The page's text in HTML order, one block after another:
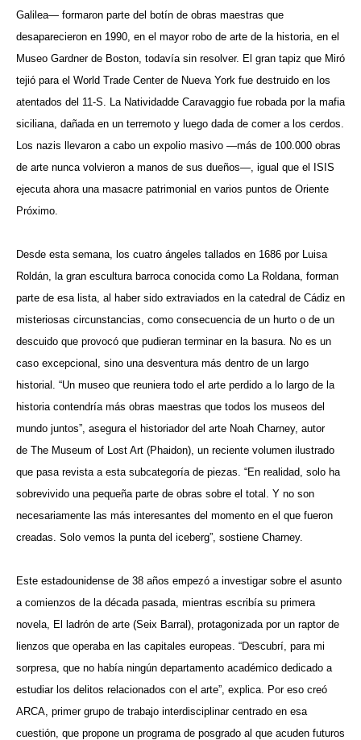
Galilea— formaron parte del botín de obras maestras que
desaparecieron en 1990, en el mayor robo de arte de la historia, en el
Museo Gardner de Boston, todavía sin resolver. El gran tapiz que Miró
tejió para el World Trade Center de Nueva York fue destruido en los
atentados del 11-S.
La Natividadde Caravaggio fue robada por la mafia
siciliana , dañada en un terremoto y luego dada de comer a los cerdos.
Los nazis llevaron a cabo un expolio masivo —más de 100.000 obras
de arte nunca volvieron a manos de sus dueños—, igual que el ISIS
ejecuta ahora una masacre patrimonial en varios puntos de Oriente
Próximo.
Desde esta semana, los cuatro ángeles tallados en 1686 por Luisa
Roldán, la gran escultura barroca conocida como La Roldana, forman
parte de esa lista, al haber sido extraviados en la catedral de Cádiz en
misteriosas circunstancias, como consecuencia de un hurto o de un
descuido que provocó que pudieran terminar en la basura. No es un
caso excepcional, sino una desventura más dentro de un largo
historial. “Un museo que reuniera todo el arte perdido a lo largo de la
historia contendría más obras maestras que todos los museos del
mundo juntos”, asegura el historiador del arte Noah Charney, autor
de The Museum of Lost Art (Phaidon), un reciente volumen ilustrado
que pasa revista a esta subcategoría de piezas. “En realidad, solo ha
sobrevivido una pequeña parte de obras sobre el total. Y no son
necesariamente las más interesantes del momento en el que fueron
creadas. Solo vemos la punta del iceberg”, sostiene Charney.
Este estadounidense de 38 años empezó a investigar sobre el asunto
a comienzos de la década pasada, mientras escribía su primera
novela, El ladrón de arte (Seix Barral), protagonizada por un raptor de
lienzos que operaba en las capitales europeas. “Descubrí, para mi
sorpresa, que no había ningún departamento académico dedicado a
estudiar los delitos relacionados con el arte”, explica. Por eso creó
ARCA, primer grupo de trabajo interdisciplinar centrado en esa
cuestión, que propone un programa de posgrado al que acuden futuros